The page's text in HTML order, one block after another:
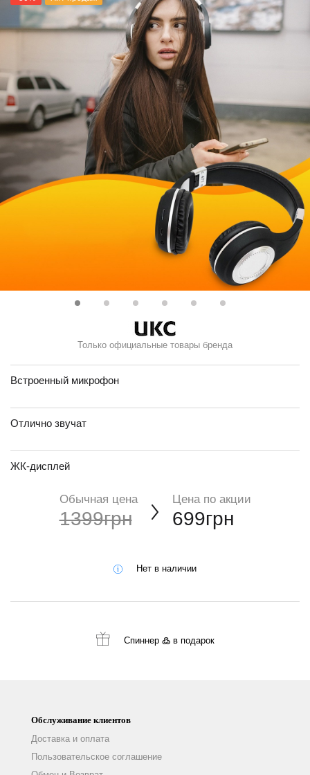
Только официальные товары бренда
Встроенный микрофон
Отлично звучат
ЖК-дисплей
Обычная цена
1399грн
Цена по акции
699грн
Нет в наличии
Спиннер ߷в подарок
Обслуживание клиентов
Доставка и оплата
Пользовательское соглашение